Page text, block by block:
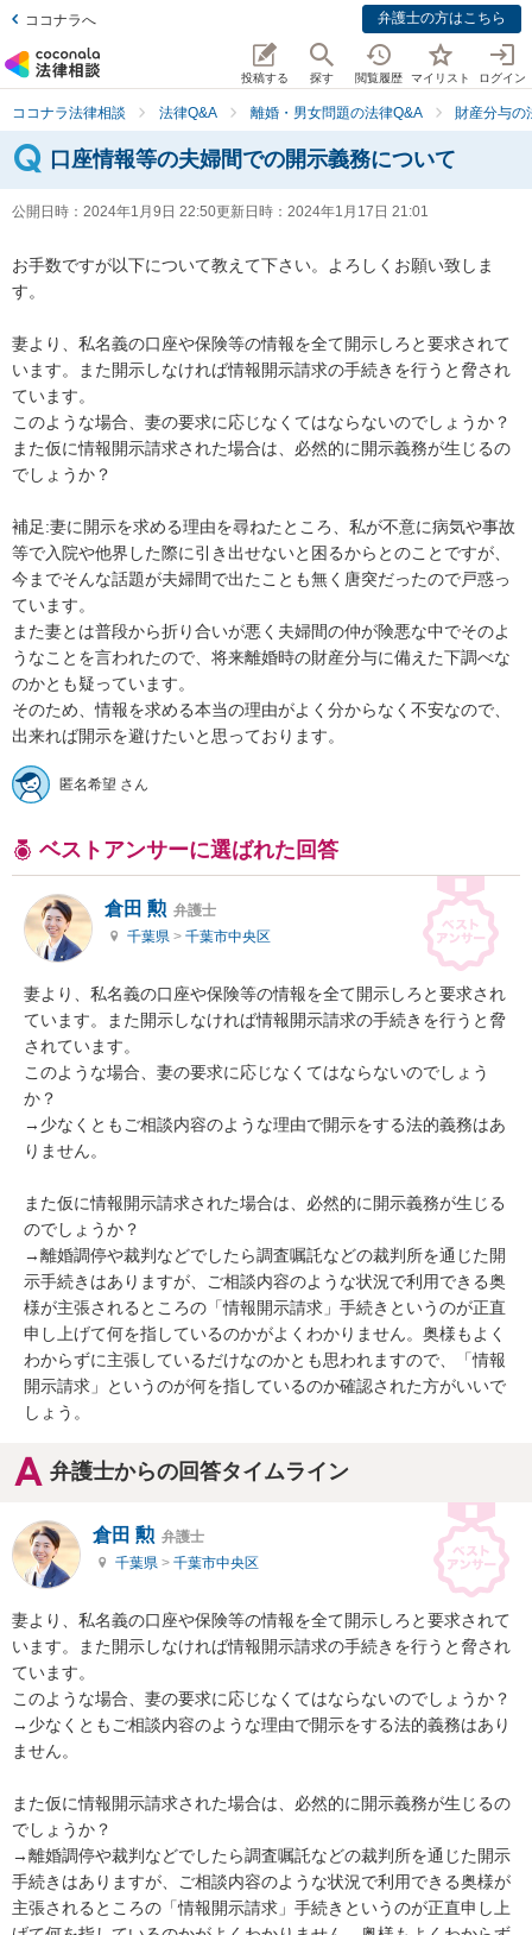
ココナラへ 弁護士の方はこちら
投稿する 探す 閲覧履歴 マイリスト ログイン
ココナラ法律相談 法律Q&A 離婚・男女問題の法律Q&A 財産分与の
口座情報等の夫婦間での開示義務について
公開日時： 2024年1月9日 22:50更新日時： 2024年1月17日 21:01
お手数ですが以下について教えて下さい。よろしくお願い致しま
す。
妻より、私名義の口座や保険等の情報を全て開示しろと要求されて
います。また開示しなければ情報開示請求の手続きを行うと脅され
ています。
このような場合、妻の要求に応じなくてはならないのでしょうか？
また仮に情報開示請求された場合は、必然的に開示義務が生じるの
でしょうか？
補足:妻に開示を求める理由を尋ねたところ、私が不意に病気や事故
等で入院や他界した際に引き出せないと困るからとのことですが、
今までそんな話題が夫婦間で出たことも無く唐突だったので戸惑っ
ています。
また妻とは普段から折り合いが悪く夫婦間の仲が険悪な中でそのよ
うなことを言われたので、将来離婚時の財産分与に備えた下調べな
のかとも疑っています。
そのため、情報を求める本当の理由がよく分からなく不安なので、
出来れば開示を避けたいと思っております。
匿名希望 さん
ベストアンサーに選ばれた回答
倉田 勲 弁護士
千葉県 > 千葉市中央区
妻より、私名義の口座や保険等の情報を全て開示しろと要求され
ています。また開示しなければ情報開示請求の手続きを行うと脅
されています。
このような場合、妻の要求に応じなくてはならないのでしょう
か？
→少なくともご相談内容のような理由で開示をする法的義務はあ
りません。
また仮に情報開示請求された場合は、必然的に開示義務が生じる
のでしょうか？
→離婚調停や裁判などでしたら調査嘱託などの裁判所を通じた開
示手続きはありますが、ご相談内容のような状況で利用できる奥
様が主張されるところの「情報開示請求」手続きというのが正直
申し上げて何を指しているのかがよくわかりません。奥様もよく
わからずに主張しているだけなのかとも思われますので、「情報
開示請求」というのが何を指しているのか確認された方がいいで
しょう。
弁護士からの回答タイムライン
倉田 勲 弁護士
千葉県 > 千葉市中央区
妻より、私名義の口座や保険等の情報を全て開示しろと要求されて
います。また開示しなければ情報開示請求の手続きを行うと脅され
ています。
このような場合、妻の要求に応じなくてはならないのでしょうか？
→少なくともご相談内容のような理由で開示をする法的義務はあり
ません。
また仮に情報開示請求された場合は、必然的に開示義務が生じるの
でしょうか？
→離婚調停や裁判などでしたら調査嘱託などの裁判所を通じた開示
手続きはありますが、ご相談内容のような状況で利用できる奥様が
主張されるところの「情報開示請求」手続きというのが正直申し上